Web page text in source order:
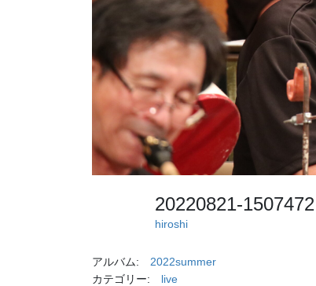
20220821-1507472
hiroshi
アルバム:
2022summer
カテゴリー:
live